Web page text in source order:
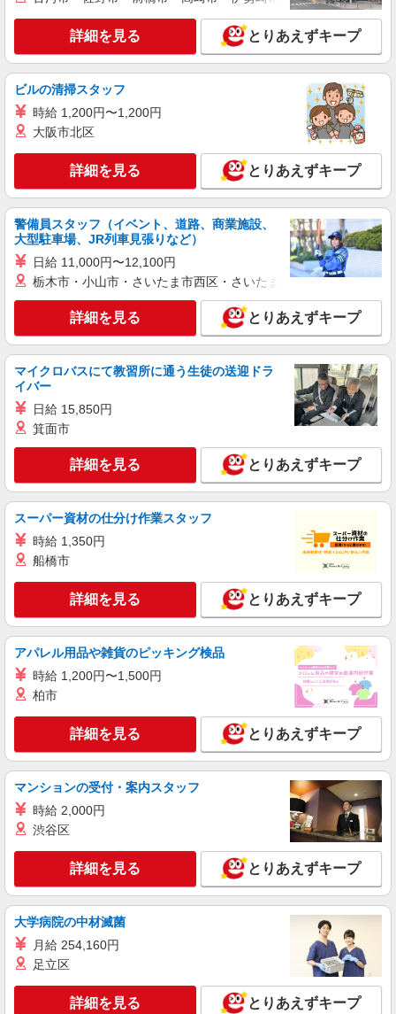
生活協同組合コープみらい コープ田端店
時給1295円〜時給1345円※時間・曜日によ
る ※加給含む 時給1295円〜 ※16時（17時）以
降 時給＋50円 ※日・祝日 時給＋100円
東京都北区田端1-5-7
詳細を見る
アルバイト
生活協同組合コープみらい コープ田端店
水産品の加工・品出し等
時給1395円〜時給1445円※時間・曜日によ
る ※加給含む 時給1395円〜 ※16時（17時）以
降 時給＋50円 ※日・祝日 時給＋100円
東京都北区田端1-5-7
キープ 詳細を見る
アルバイト
生活協同組合コープみらい ミニコープ豊島店
品出し・レジ業務（高校生不可）
時給1295円〜時給1345円※時間・曜日によ
降 時給＋50円 ※日・祝日 時給＋100円
東京都北区豊島3-4-15
キープ 詳細を見る
アルバイト
生活協同組合コープみらい コープ田端店
野菜・果物の品出し
時給1295円〜時給1345円※時間・曜日によ
る ※加給含む 時給1295円〜 ※16時（17時）以
降 時給＋50円 ※日・祝日 時給＋100円
キープ 詳細を見る
生活協同組合コープみらい コープ田端店
レジ業務
時給1295円〜時給1445円※時間・曜日によ
100円 ※16時（17時）以降 時給＋150円 ※日・
キープ 詳細を見る
パート
生活協同組合コープみらい コープ田端店
野菜・果物の品出し
時給1295円〜時給1445円※時間・曜日によ
100円 ※16時（17時）以降 時給＋150円 ※日・
祝日 時給＋150円
東京都北区田端1-5-7
詳細を見る とりあえずキープ
ビルの清掃スタッフ
時給 1,200円〜1,200円
大阪市北区
詳細を見る とりあえずキープ
警備員スタッフ（イベント、道路、商業施設、
大型駐車場、JR列車見張りなど）
日給 11,000円〜12,100円
栃木市・小山市・さいたま市西区・さいたま市岩槻区・久喜市・
詳細を見る とりあえずキープ
マイクロバスにて教習所に通う生徒の送迎ドラ
イバー
日給 15,850円
箕面市
詳細を見る とりあえずキープ
スーパー資材の仕分け作業スタッフ
時給 1,350円
船橋市
詳細を見る とりあえずキープ
アパレル用品や雑貨のピッキング検品
時給 1,200円〜1,500円
柏市
詳細を見る とりあえずキープ
マンションの受付・案内スタッフ
時給 2,000円
渋谷区
詳細を見る とりあえずキープ
大学病院の中材滅菌
月給 254,160円
足立区
詳細を見る とりあえずキープ